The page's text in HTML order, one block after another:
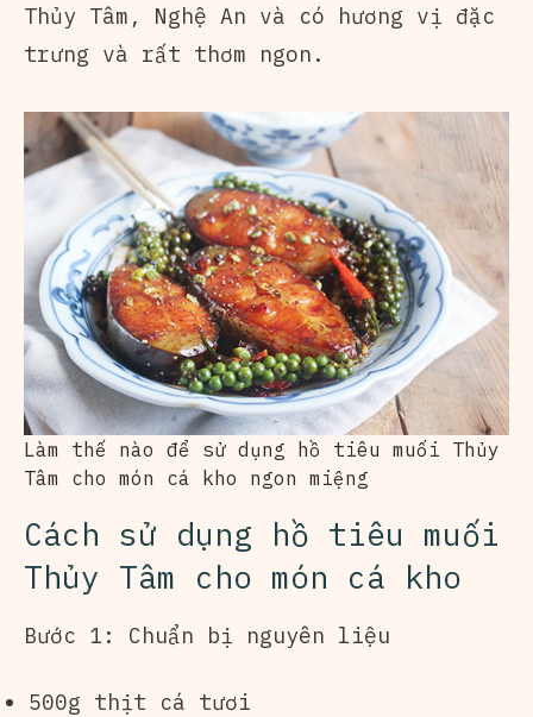
Thủy Tâm, Nghệ An và có hương vị đặc
trưng và rất thơm ngon.
Làm thế nào để sử dụng hồ tiêu muối Thủy
Tâm cho món cá kho ngon miệng
Cách sử dụng hồ tiêu muối
Thủy Tâm cho món cá kho
Bước 1: Chuẩn bị nguyên liệu
500g thịt cá tươi